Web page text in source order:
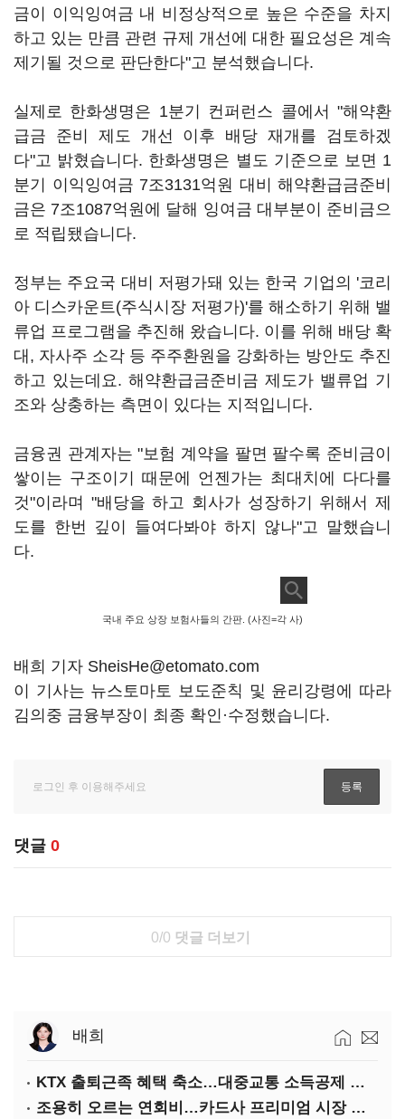
금이 이익잉여금 내 비정상적으로 높은 수준을 차지
하고 있는 만큼 관련 규제 개선에 대한 필요성은 계속
제기될 것으로 판단한다"고 분석했습니다.
실제로 한화생명은 1분기 컨퍼런스 콜에서 "해약환
급금 준비 제도 개선 이후 배당 재개를 검토하겠
다"고 밝혔습니다. 한화생명은 별도 기준으로 보면 1
분기 이익잉여금 7조3131억원 대비 해약환급금준비
금은 7조1087억원에 달해 잉여금 대부분이 준비금으
로 적립됐습니다.
정부는 주요국 대비 저평가돼 있는 한국 기업의 '코리
아 디스카운트(주식시장 저평가)'를 해소하기 위해 밸
류업 프로그램을 추진해 왔습니다. 이를 위해 배당 확
대, 자사주 소각 등 주주환원을 강화하는 방안도 추진
하고 있는데요. 해약환급금준비금 제도가 밸류업 기
조와 상충하는 측면이 있다는 지적입니다.
금융권 관계자는 "보험 계약을 팔면 팔수록 준비금이
쌓이는 구조이기 때문에 언젠가는 최대치에 다다를
것"이라며 "배당을 하고 회사가 성장하기 위해서 제
도를 한번 깊이 들여다봐야 하지 않나"고 말했습니
다.
국내 주요 상장 보험사들의 간판. (사진=각 사)
배희 기자 SheisHe@etomato.com
이 기사는 뉴스토마토 보도준칙 및 윤리강령에 따라
김의중 금융부장이 최종 확인·수정했습니다.
댓글 0
0/0 댓글 더보기
배희
KTX 출퇴근족 혜택 축소…대중교통 소득공제 개편
조용히 오르는 연회비…카드사 프리미엄 시장 정조준